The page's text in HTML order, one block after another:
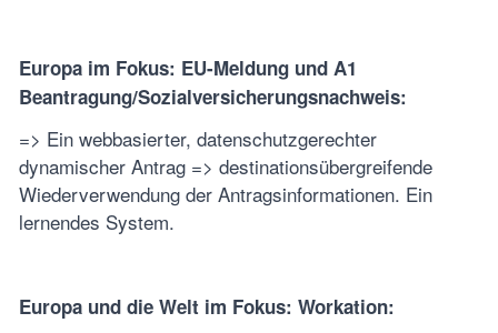
Europa im Fokus: EU-Meldung und A1
Beantragung/Sozialversicherungsnachweis:
=> Ein webbasierter, datenschutzgerechter
dynamischer Antrag => destinationsübergreifende
Wiederverwendung der Antragsinformationen. Ein
lernendes System.
Europa und die Welt im Fokus: Workation: